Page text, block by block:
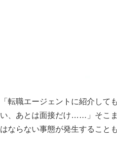
「転職エージェントに紹介して
い、あとは面接だけ……」そこ
はならない事態が発生すること